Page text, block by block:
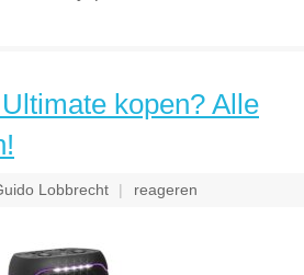
kopen? Alle
Lobbrecht reageren